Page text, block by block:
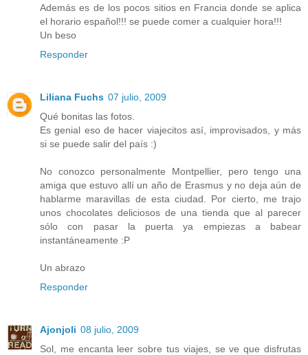
Además es de los pocos sitios en Francia donde se aplica
el horario español!!! se puede comer a cualquier hora!!!
Un beso
Responder
Liliana Fuchs 07 julio, 2009
Qué bonitas las fotos.
Es genial eso de hacer viajecitos así, improvisados, y más
si se puede salir del país :)
No conozco personalmente Montpellier, pero tengo una
amiga que estuvo allí un año de Erasmus y no deja aún de
hablarme maravillas de esta ciudad. Por cierto, me trajo
unos chocolates deliciosos de una tienda que al parecer
sólo con pasar la puerta ya empiezas a babear
instantáneamente :P
Un abrazo
Responder
Ajonjoli 08 julio, 2009
Sol, me encanta leer sobre tus viajes, se ve que disfrutas